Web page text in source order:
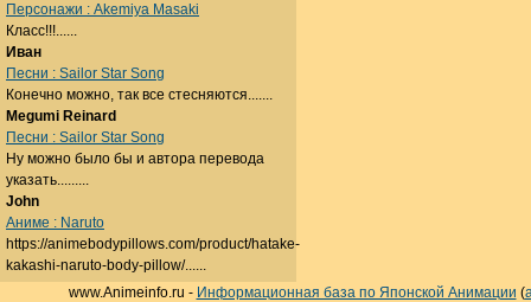
Персонажи : Akemiya Masaki
Класс!!!......
Иван
Песни : Sailor Star Song
Конечно можно, так все стесняются.......
Megumi Reinard
Песни : Sailor Star Song
Ну можно было бы и автора перевода
указать.........
John
Аниме : Naruto
https://animebodypillows.com/product/hatake-
kakashi-naruto-body-pillow/......
www.Animeinfo.ru - Информационная база по Японской Анимации (